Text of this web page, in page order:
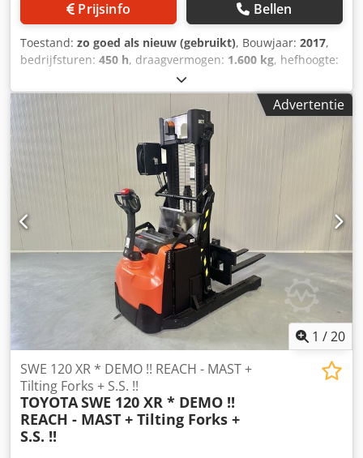
Prijsinfo Bellen
Toestand: zo goed als nieuw (gebruikt), Bouwjaar: 2017,
bedrijfsturen: 450 h, draagvermogen: 1.600 kg, hefhoogte:
elektrisch
bouwhoogte:1.920 mm, Manufacturer + model:LINDE L 16
( 1173 ) * EX * Proplan 3G / Zone 2 Mast:3F4350
ID:25083.0657 Cat.:Demo Mast:3F4350 Credpfx Ajzq
Ugdsgysf Forks:1150 mm Lowered height:1920 mm Lifting
height:4350 mm Capacity:1600 kg Year:2017 Hours:450
hours Capacity: Complete NEW * 24v / 345ah * Bj 2025
Complete LIKE NEW
Advertentie
1 /20
SWE 120 XR * DEMO !! REACH - MAST +
Tilting Forks + S.S. !!
TOYOTASWE 120 XR * DEMO !!
REACH - MAST + Tilting Forks +
S.S. !!